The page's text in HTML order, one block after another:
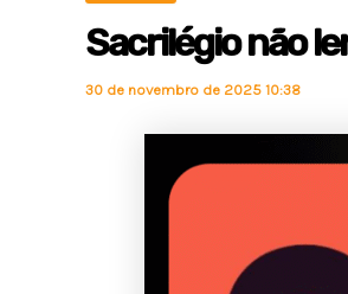
Sacrilégio não
30 de novembro de 2025 10:38